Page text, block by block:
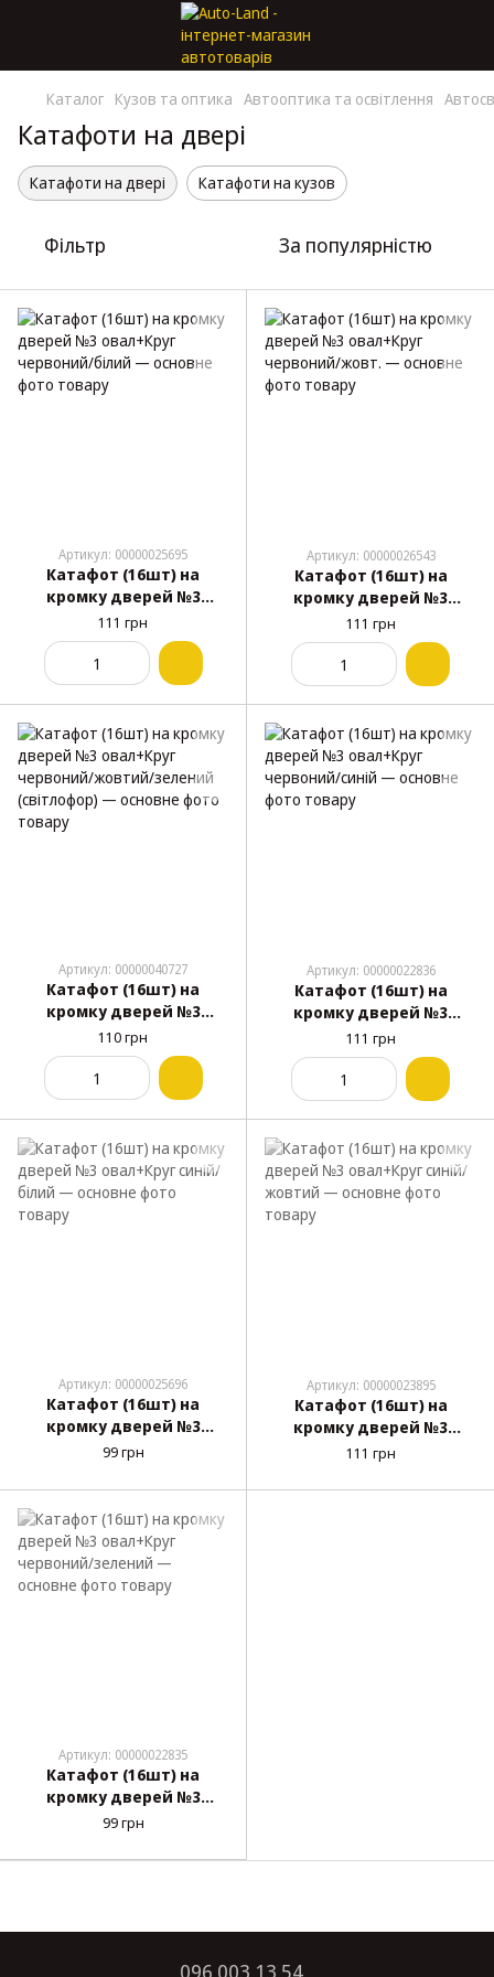
Каталог Кузов та оптика Автооптика та освітлення
Катафоти на двері
Катафоти на двері Катафоти на кузов
Фільтр За популярністю
Артикул: 00000025695
Катафот (16шт) на
кромку дверей №3
овал+Круг червоний/
білий
111 грн
Артикул: 00000026543
Катафот (16шт) на
кромку дверей №3
овал+Круг червоний/
жовт.
111 грн
Артикул: 00000040727
Катафот (16шт) на
кромку дверей №3
овал+Круг червоний/
жовтий/зелений
(світлофор)
110 грн
Артикул: 00000022836
Катафот (16шт) на
кромку дверей №3
овал+Круг червоний/
синій
111 грн
Артикул: 00000025696
Катафот (16шт) на
кромку дверей №3
овал+Круг синій/білий
99 грн
Артикул: 00000023895
Катафот (16шт) на
кромку дверей №3
овал+Круг синій/жовтий
111 грн
Артикул: 00000022835
Катафот (16шт) на
кромку дверей №3
овал+Круг червоний/
99 грн
096 003 13 54